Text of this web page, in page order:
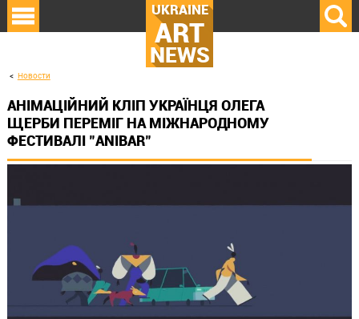
UKRAINE
ART
NEWS
Новости
АНІМАЦІЙНИЙ КЛІП УКРАЇНЦЯ ОЛЕГА
ЩЕРБИ ПЕРЕМІГ НА МІЖНАРОДНОМУ
ФЕСТИВАЛІ "ANIBAR"